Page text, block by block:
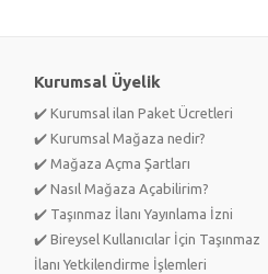
Kurumsal Üyelik
✔️ Kurumsal ilan Paket Ücretleri
✔️ Kurumsal Mağaza nedir?
✔️ Mağaza Açma Şartları
✔️ Nasıl Mağaza Açabilirim?
✔️ Taşınmaz İlanı Yayınlama İzni
✔️ Bireysel Kullanıcılar İçin Taşınmaz
İlanı Yetkilendirme İşlemleri